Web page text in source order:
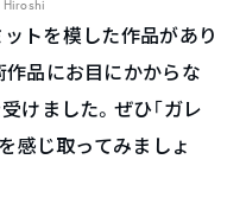
ットを模した作品があり
作品にお目にかからな
けました。ぜひ「ガレ
を感じ取ってみましょ